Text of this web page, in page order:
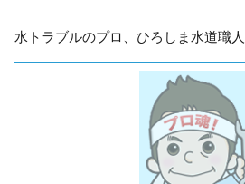
水トラブルのプロ、ひろしま水道職